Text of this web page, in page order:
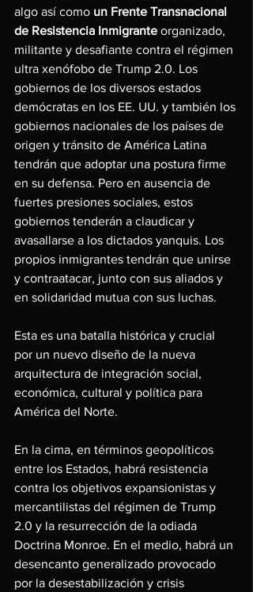
algo así como un Frente Transnacional
de Resistencia Inmigrante organizado,
militante y desafiante contra el régimen
ultra xenófobo de Trump 2.0. Los
gobiernos de los diversos estados
demócratas en los EE. UU. y también los
gobiernos nacionales de los países de
origen y tránsito de América Latina
tendrán que adoptar una postura firme
en su defensa. Pero en ausencia de
fuertes presiones sociales, estos
gobiernos tenderán a claudicar y
avasallarse a los dictados yanquis. Los
propios inmigrantes tendrán que unirse
y contraatacar, junto con sus aliados y
en solidaridad mutua con sus luchas.
Esta es una batalla histórica y crucial
por un nuevo diseño de la nueva
arquitectura de integración social,
económica, cultural y política para
América del Norte.
En la cima, en términos geopolíticos
entre los Estados, habrá resistencia
contra los objetivos expansionistas y
mercantilistas del régimen de Trump
2.0 y la resurrección de la odiada
Doctrina Monroe. En el medio, habrá un
desencanto generalizado provocado
por la desestabilización y crisis